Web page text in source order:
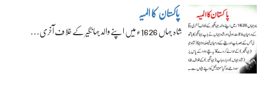
پاکستان کا المیہ
شاہ جہاں 1626ء میں اپنے والد جہانگیر کے خلاف آخری…